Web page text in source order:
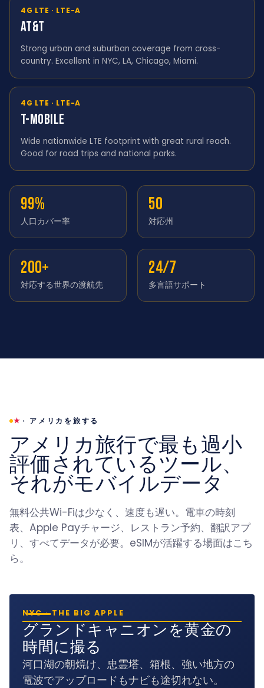
4G LTE · LTE-A
AT&T
Strong urban and suburban coverage from cross-
country. Excellent in NYC, LA, Chicago, Miami.
4G LTE · LTE-A
T-Mobile
Wide nationwide LTE footprint with great rural reach.
Good for road trips and national parks.
99%
人口カバー率
50
対応州
200+
対応する世界の渡航先
24/7
多言語サポート
★ · アメリカを旅する
アメリカ旅行で最も過小
評価されているツール、
それがモバイルデータ
無料公共Wi-Fiは少なく、速度も遅い。電車の時刻
表、Apple Payチャージ、レストラン予約、翻訳アプ
リ、すべてデータが必要。eSIMが活躍する場面はこち
ら。
NYC · THE BIG APPLE
グランドキャニオンを黄金の
時間に撮る
河口湖の朝焼け、忠霊塔、箱根、強い地方の
電波でアップロードもナビも途切れない。